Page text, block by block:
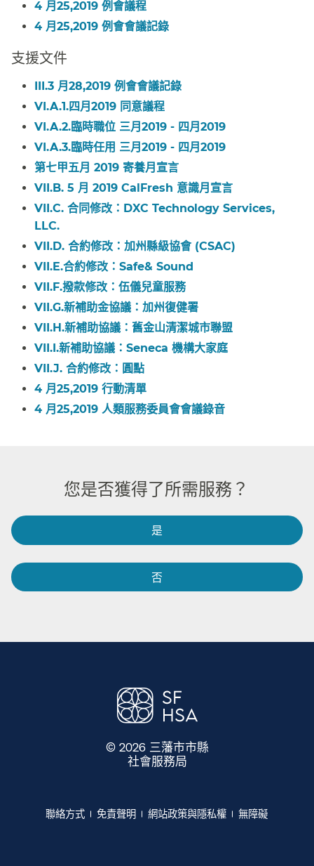
4 月25,2019 例會議程​​
4 月25,2019 例會會議記錄​​
支援文件​​
III.3 月28,2019 例會會議記錄​​
VI.A.1.四月2019 同意議程​​
VI.A.2.臨時職位 三月2019 - 四月2019​​
VI.A.3.臨時任用 三月2019 - 四月2019​​
第七甲五月 2019 寄養月宣言​​
VII.B. 5 月 2019 CalFresh 意識月宣言​​
VII.C. 合同修改：DXC Technology Services,
LLC.​​
VII.D. 合約修改：加州縣級協會 (CSAC)​​
VII.E.合約修改：Safe& Sound​​
VII.F.撥款修改：伍儀兒童服務​​
VII.G.新補助金協議：加州復健署​​
VII.H.新補助協議：舊金山清潔城市聯盟​​
VII.I.新補助協議：Seneca 機構大家庭​​
VII.J. 合約修改：圓點​​
4 月25,2019 行動清單​​
4 月25,2019 人類服務委員會會議錄音​​
您是否獲得了所需服務？​​
是​​
否​​
© 2026 三藩市市縣
社會服務局
聯絡方式​​ 免責聲明​​ 網站政策與隱私權​​ 無障礙​​